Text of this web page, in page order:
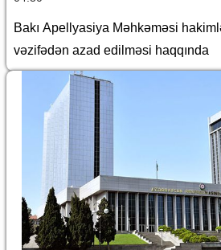
Bakı Apellyasiya Məhkəməsi
vəzifədən azad edilməsi haqqında